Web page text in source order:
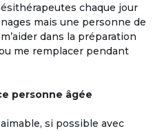
chaque jour
mais une personne de
dans la préparation
me remplacer pendant
personne âgée
si possible avec